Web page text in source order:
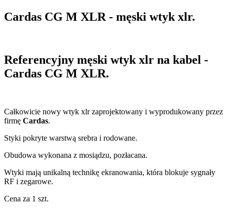
Cardas CG M XLR - męski wtyk xlr.
Referencyjny męski wtyk xlr na kabel -
Cardas CG M XLR.
Całkowicie nowy wtyk xlr zaprojektowany i wyprodukowany przez
firmę Cardas.
Styki pokryte warstwą srebra i rodowane.
Obudowa wykonana z mosiądzu, pozłacana.
Wtyki mają unikalną technikę ekranowania, która blokuje sygnały
RF i zegarowe.
Cena za 1 szt.